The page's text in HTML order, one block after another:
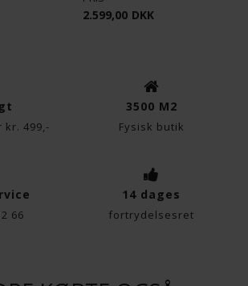
2.599,00 DKK
499,-
3500 M2
Fysisk butik
66
14 dages
fortrydelsesret